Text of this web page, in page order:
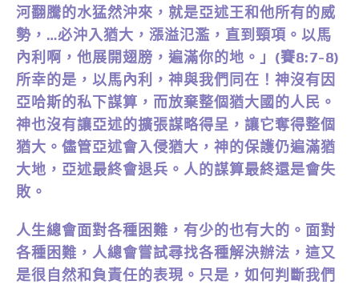
河翻騰的水猛然沖來，就是亞述王和他所有的威
勢，…必沖入猶大，漲溢氾濫，直到頸項。以馬
內利啊，他展開翅膀，遍滿你的地。」(賽8:7-8)
所幸的是，以馬內利，神與我們同在！神沒有因
亞哈斯的私下謀算，而放棄整個猶大國的人民。
神也沒有讓亞述的擴張謀略得呈，讓它奪得整個
猶大。儘管亞述會入侵猶大，神的保護仍遍滿猶
大地，亞述最終會退兵。人的謀算最終還是會失
敗。
人生總會面對各種困難，有少的也有大的。面對
各種困難，人總會嘗試尋找各種解決辦法，這又
是很自然和負責任的表現。只是，如何判斷我們